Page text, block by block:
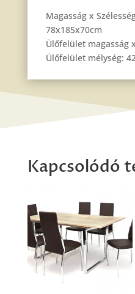
Magasság x
78x185x70cm
Ülőfelület magasság
Ülőfelület mélység:
Kapcsolódó